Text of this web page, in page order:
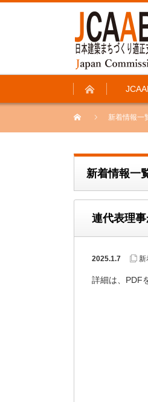
新着情報一
新着情報一
連代表理
2025.1.7 新
詳細は、PDF